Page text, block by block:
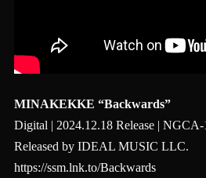
MINAKEKKE “Backwards”
Digital | 2024.12.18 Release | NGCA-
Released by IDEAL MUSIC LLC.
https://ssm.lnk.to/Backwards